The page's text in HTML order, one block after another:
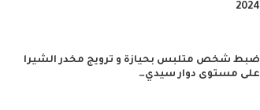
2024
ضبط شخص متلبس بحيازة و ترويج مخدر الشيرا
على مستوى دوار سيدي…